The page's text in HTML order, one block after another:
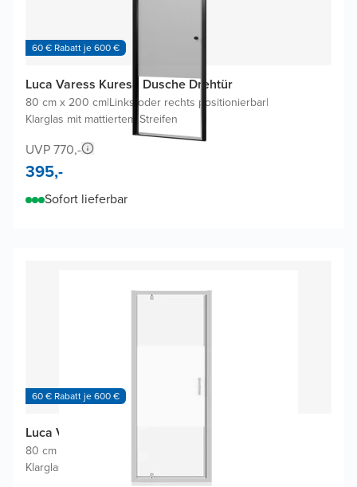
60 € Rabatt je 600 €
Luca Varess Kuresa Dusche Drehtür
80 cm x 200 cm|Links oder rechts positionierbar|
Klarglas mit mattiertem Streifen
UVP 770,-
395,-
Sofort lieferbar
60 € Rabatt je 600 €
Luca Varess Vidor Dusche Drehtür
80 cm x 190 cm
Klarglas mit mattiertem Streifen